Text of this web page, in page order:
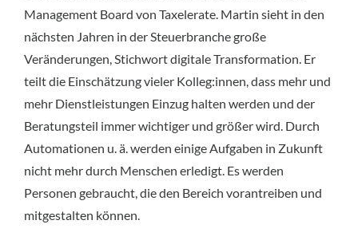
Management Board von Taxelerate. Martin sieht in den
nächsten Jahren in der Steuerbranche große
Veränderungen, Stichwort digitale Transformation. Er
teilt die Einschätzung vieler Kolleg:innen, dass mehr und
mehr Dienstleistungen Einzug halten werden und der
Beratungsteil immer wichtiger und größer wird. Durch
Automationen u. ä. werden einige Aufgaben in Zukunft
nicht mehr durch Menschen erledigt. Es werden
Personen gebraucht, die den Bereich vorantreiben und
mitgestalten können.